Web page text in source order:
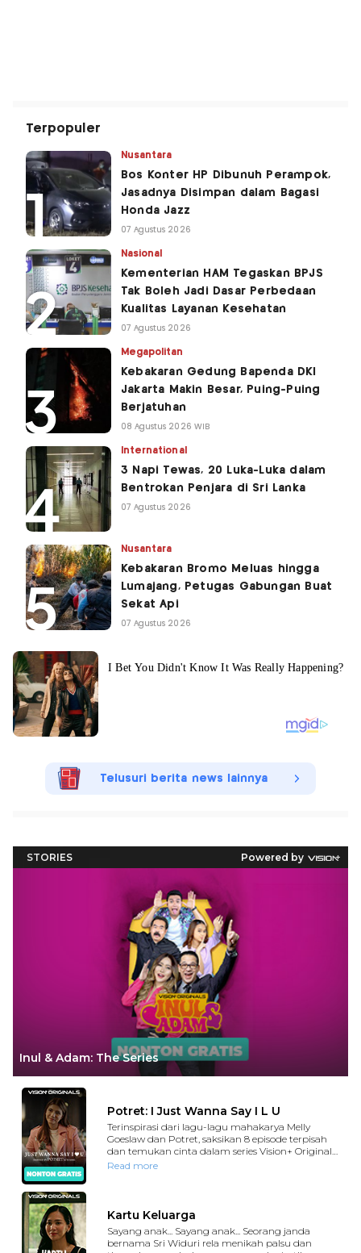
Terpopuler
Nusantara
Bos Konter HP Dibunuh Perampok,
Jasadnya Disimpan dalam Bagasi
Honda Jazz
07 Agustus 2026
Nasional
Kementerian HAM Tegaskan BPJS
Tak Boleh Jadi Dasar Perbedaan
Kualitas Layanan Kesehatan
07 Agustus 2026
Megapolitan
Kebakaran Gedung Bapenda DKI
Jakarta Makin Besar, Puing-Puing
Berjatuhan
08 Agustus 2026 WIB
International
3 Napi Tewas, 20 Luka-Luka dalam
Bentrokan Penjara di Sri Lanka
07 Agustus 2026
Nusantara
Kebakaran Bromo Meluas hingga
Lumajang, Petugas Gabungan Buat
Sekat Api
07 Agustus 2026
Telusuri berita news lainnya